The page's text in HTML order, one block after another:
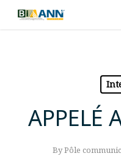
Skip
APPELÉ
ByPôle